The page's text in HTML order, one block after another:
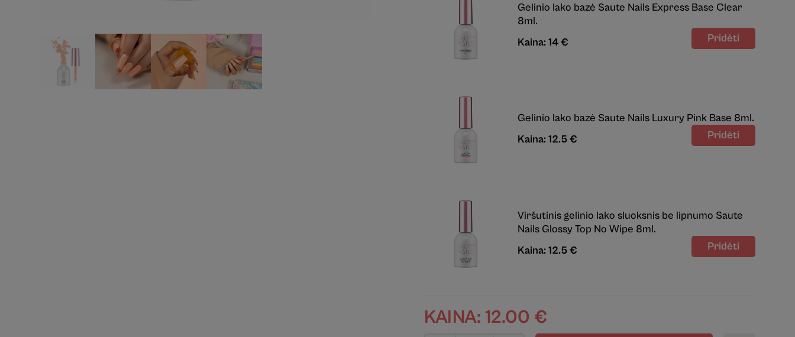
Gelinio lako bazė Saute Nails Express Base Clear
8ml.
Kaina: 14 €
Gelinio lako bazė Saute Nails Luxury Pink Base 8ml.
Kaina: 12.5 €
Viršutinis gelinio lako sluoksnis be lipnumo Saute
Nails Glossy Top No Wipe 8ml.
Kaina: 12.5 €
KAINA: 12.00 €